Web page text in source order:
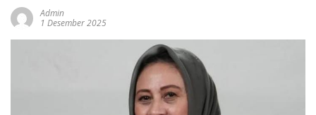
Admin
1 Desember 2025